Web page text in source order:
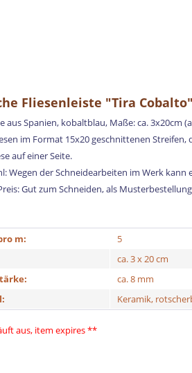
Fliesenleiste "Tira
aus Spanien, kobaltblau, Maße: ca. 3x20cm
im Format 15x20 geschnittenen
auf einer Seite.
Wegen der Schneidearbeiten im Werk
Gut zum Schneiden, als
m:
5
ca. 3 x 20 cm
ca. 8 mm
Keramik,
aus, item expires **